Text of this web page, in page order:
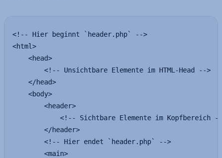
<!-- Hier beginnt `header.php` -->
<html>
    <head>
        <!-- Unsichtbare Elemente im HTML-Head -->
    </head>
    <body>
        <header>
<!-- Sichtbare Elemente im Kopfbereich
        </header>
        <!-- Hier endet `header.php` -->
        <main>